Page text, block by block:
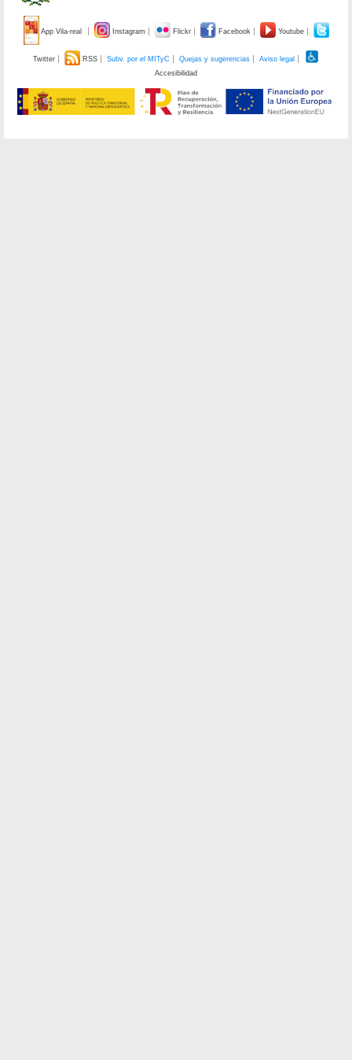
App Vila-real Instagram Flickr Facebook Youtube
Twitter RSS Subv. por el MITyC Quejas y sugerencias
Aviso legal
Accesibilidad